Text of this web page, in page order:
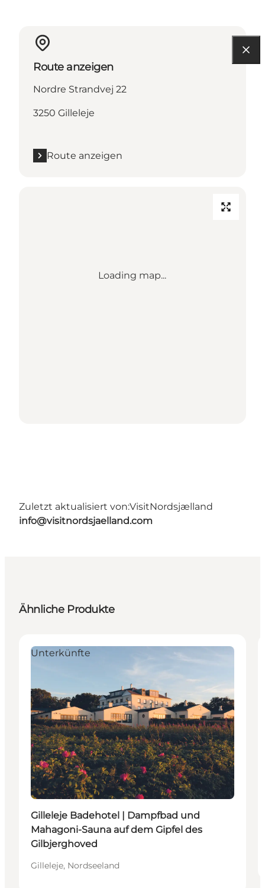
Route anzeigen
Nordre Strandvej 22
3250 Gilleleje
Route anzeigen
Loading map...
Zuletzt aktualisiert von:VisitNordsjælland
info@visitnordsjaelland.com
Ähnliche Produkte
Unterkünfte
Gilleleje Badehotel | Dampfbad und
Mahagoni-Sauna auf dem Gipfel des
Gilbjerghoved
Gilleleje, Nordseeland